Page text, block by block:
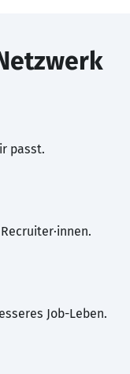
passt.
Job-Leben.